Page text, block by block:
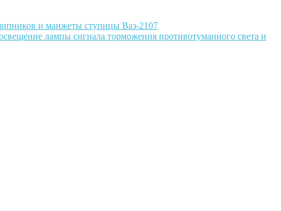
и манжеты ступицы Ваз-2107
лампы сигнала торможения противотуманного света и